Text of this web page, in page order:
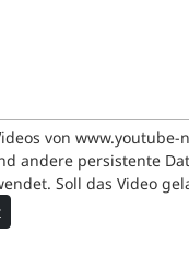
von www.youtube-
andere persistente
Soll das Video